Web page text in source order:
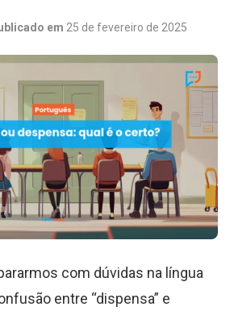
em 25 de fevereiro de 2025
com dúvidas na língua
entre “dispensa” e